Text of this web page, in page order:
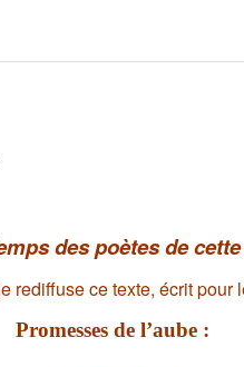
des poètes de
rediffuse ce texte, écrit pour
Promesses de l’aube :